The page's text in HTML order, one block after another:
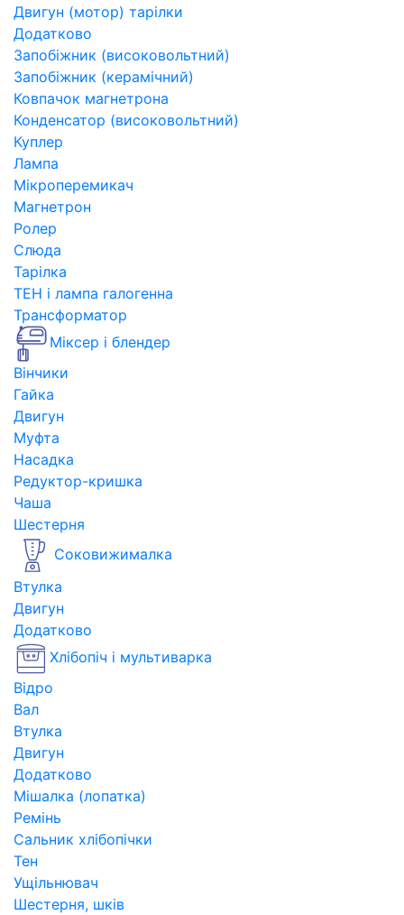
Двигун (мотор) тарілки
Додатково
Запобіжник (високовольтний)
Запобіжник (керамічний)
Ковпачок магнетрона
Конденсатор (високовольтний)
Куплер
Лампа
Мікроперемикач
Магнетрон
Ролер
Слюда
Тарілка
ТЕН і лампа галогенна
Трансформатор
Міксер і блендер
Вінчики
Гайка
Двигун
Муфта
Насадка
Редуктор-кришка
Чаша
Шестерня
Соковижималка
Втулка
Двигун
Додатково
Хлібопіч і мультиварка
Відро
Вал
Втулка
Двигун
Додатково
Мішалка (лопатка)
Ремінь
Сальник хлібопічки
Тен
Ущільнювач
Шестерня, шків